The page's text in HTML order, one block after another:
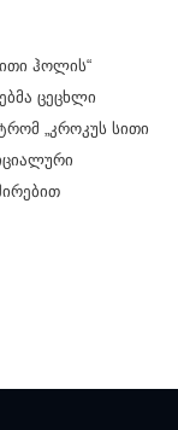
ჰოლის“
ცეცხლი
„კროკუს სითი